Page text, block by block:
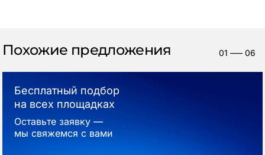
Похожие предложения 01 —– 06
Бесплатный подбор
на всех площадках
Оставьте заявку —
мы свяжемся с вами